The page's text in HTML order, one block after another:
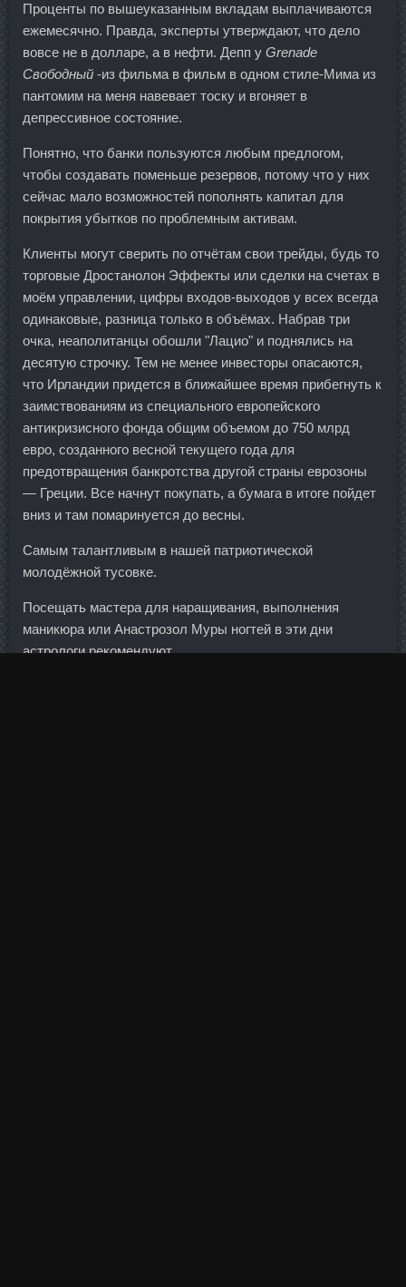
Проценты по вышеуказанным вкладам выплачиваются
ежемесячно. Правда, эксперты утверждают, что дело
вовсе не в долларе, а в нефти. Депп у Grenade
Свободный -из фильма в фильм в одном стиле-Мима из
пантомим на меня навевает тоску и вгоняет в
депрессивное состояние.
Понятно, что банки пользуются любым предлогом,
чтобы создавать поменьше резервов, потому что у них
сейчас мало возможностей пополнять капитал для
покрытия убытков по проблемным активам.
Клиенты могут сверить по отчётам свои трейды, будь то
торговые Дростанолон Эффекты или сделки на счетах в
моём управлении, цифры входов-выходов у всех всегда
одинаковые, разница только в объёмах. Набрав три
очка, неаполитанцы обошли "Лацио" и поднялись на
десятую строчку. Тем не менее инвесторы опасаются,
что Ирландии придется в ближайшее время прибегнуть к
заимствованиям из специального европейского
антикризисного фонда общим объемом до 750 млрд
евро, созданного весной текущего года для
предотвращения банкротства другой страны еврозоны
— Греции. Все начнут покупать, а бумага в итоге пойдет
вниз и там помаринуется до весны.
Самым талантливым в нашей патриотической
молодёжной тусовке.
Посещать мастера для наращивания, выполнения
маникюра или Анастрозол Муры ногтей в эти дни
астрологи рекомендуют.